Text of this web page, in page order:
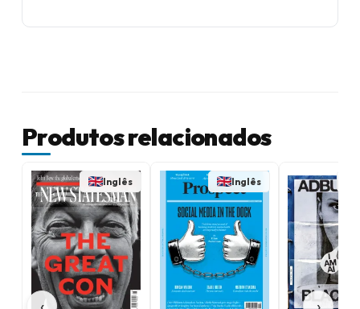
Produtos relacionados
Inglês Inglês